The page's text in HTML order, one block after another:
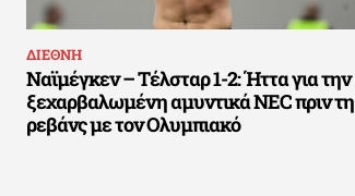
ΔΙΕΘΝΗ
Ναϊμέγκεν – Τέλσταρ 1-2: Ήττα για την
ξεχαρβαλωμένη αμυντικά NEC πριν τη
ρεβάνς με τον Ολυμπιακό